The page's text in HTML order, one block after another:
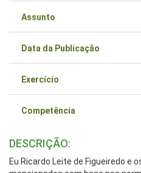
Assunto
Data da Publicação
Exercício
Competência
DESCRIÇÃO:
Eu Ricardo Leite de Figueiredo e